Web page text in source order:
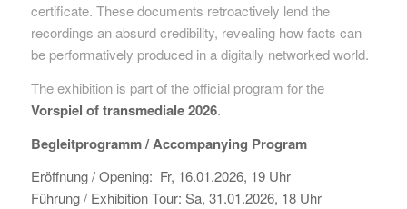
certificate. These documents retroactively lend the
recordings an absurd credibility, revealing how facts can
be performatively produced in a digitally networked world.
The exhibition is part of the official program for the
Vorspiel oftransmediale 2026.
Begleitprogramm /Accompanying Program
Eröffnung / Opening: Fr, 16.01.2026, 19 Uhr
Führung / Exhibition Tour: Sa, 31.01.2026, 18 Uhr